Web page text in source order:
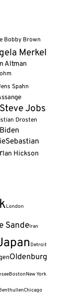
Bobby Brown
Merkel
Altman
Spahn
Steve Jobs
Drosten
Sebastian
Ian Hickson
London
SandeIran
Detroit
Oldenburg
BostonNew York
Chicago